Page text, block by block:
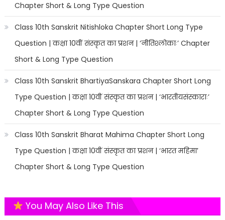
Chapter Short & Long Type Question
Class 10th Sanskrit Nitishloka Chapter Short Long Type
Question | कक्षा 10वीं संस्कृत का प्रशन | ‘नीतिश्लोकाः’ Chapter
Short & Long Type Question
Class 10th Sanskrit BhartiyaSanskara Chapter Short Long
Type Question | कक्षा 10वीं संस्कृत का प्रशन | ‘भारतीयसंस्काराः’
Chapter Short & Long Type Question
Class 10th Sanskrit Bharat Mahima Chapter Short Long
Type Question | कक्षा 10वीं संस्कृत का प्रशन | ‘भारत महिमा’
Chapter Short & Long Type Question
You May Also Like This